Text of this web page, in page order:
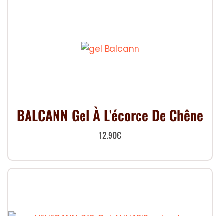
BALCANN Gel À L’écorce De Chêne
12.90€